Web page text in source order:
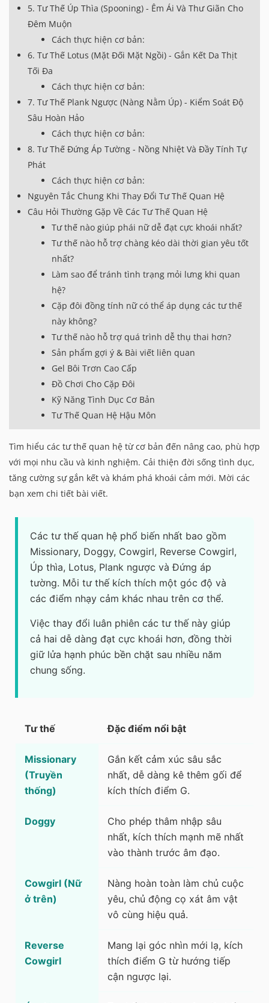
5. Tư Thế Úp Thìa (Spooning) - Êm Ái Và Thư Giãn Cho
Đêm Muộn
Cách thực hiện cơ bản:
6. Tư Thế Lotus (Mặt Đối Mặt Ngồi) - Gắn Kết Da Thịt
Tối Đa
Cách thực hiện cơ bản:
7. Tư Thế Plank Ngược (Nàng Nằm Úp) - Kiểm Soát Độ
Sâu Hoàn Hảo
Cách thực hiện cơ bản:
8. Tư Thế Đứng Áp Tường - Nồng Nhiệt Và Đầy Tính Tự
Phát
Cách thực hiện cơ bản:
Nguyên Tắc Chung Khi Thay Đổi Tư Thế Quan Hệ
Câu Hỏi Thường Gặp Về Các Tư Thế Quan Hệ
Tư thế nào giúp phái nữ dễ đạt cực khoái nhất?
Tư thế nào hỗ trợ chàng kéo dài thời gian yêu tốt
nhất?
Làm sao để tránh tình trạng mỏi lưng khi quan
hệ?
Cặp đôi đồng tính nữ có thể áp dụng các tư thế
này không?
Tư thế nào hỗ trợ quá trình dễ thụ thai hơn?
Sản phẩm gợi ý & Bài viết liên quan
Gel Bôi Trơn Cao Cấp
Đồ Chơi Cho Cặp Đôi
Kỹ Năng Tình Dục Cơ Bản
Tư Thế Quan Hệ Hậu Môn
Tìm hiểu các tư thế quan hệ từ cơ bản đến nâng cao, phù hợp
với mọi nhu cầu và kinh nghiệm. Cải thiện đời sống tình dục,
tăng cường sự gắn kết và khám phá khoái cảm mới. Mời các
bạn xem chi tiết bài viết.
Các tư thế quan hệ phổ biến nhất bao gồm
Missionary, Doggy, Cowgirl, Reverse Cowgirl,
Úp thìa, Lotus, Plank ngược và Đứng áp
tường. Mỗi tư thế kích thích một góc độ và
các điểm nhạy cảm khác nhau trên cơ thể.
Việc thay đổi luân phiên các tư thế này giúp
cả hai dễ dàng đạt cực khoái hơn, đồng thời
giữ lửa hạnh phúc bền chặt sau nhiều năm
chung sống.
Tư thế Đặc điểm nổi bật
Missionary
(Truyền
thống)
Gắn kết cảm xúc sâu sắc
nhất, dễ dàng kê thêm gối để
kích thích điểm G.
Doggy
Cho phép thâm nhập sâu
nhất, kích thích mạnh mẽ nhất
vào thành trước âm đạo.
Cowgirl (Nữ
ở trên)
Nàng hoàn toàn làm chủ cuộc
yêu, chủ động cọ xát âm vật
vô cùng hiệu quả.
Reverse
Cowgirl
Mang lại góc nhìn mới lạ, kích
thích điểm G từ hướng tiếp
cận ngược lại.